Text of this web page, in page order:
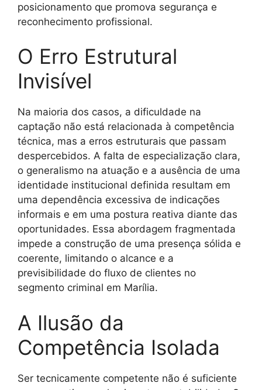
posicionamento que promova segurança e
reconhecimento profissional.
O Erro Estrutural
Invisível
Na maioria dos casos, a dificuldade na
captação não está relacionada à competência
técnica, mas a erros estruturais que passam
despercebidos. A falta de especialização clara,
o generalismo na atuação e a ausência de uma
identidade institucional definida resultam em
uma dependência excessiva de indicações
informais e em uma postura reativa diante das
oportunidades. Essa abordagem fragmentada
impede a construção de uma presença sólida e
coerente, limitando o alcance e a
previsibilidade do fluxo de clientes no
segmento criminal em Marília.
A Ilusão da
Competência Isolada
Ser tecnicamente competente não é suficiente